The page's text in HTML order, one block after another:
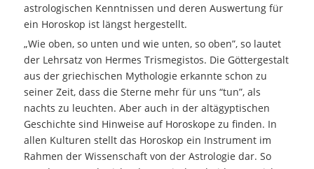
astrologischen Kenntnissen und deren Auswertung für
ein Horoskop ist längst hergestellt.
„Wie oben, so unten und wie unten, so oben”, so lautet
der Lehrsatz von Hermes Trismegistos. Die Göttergestalt
aus der griechischen Mythologie erkannte schon zu
seiner Zeit, dass die Sterne mehr für uns “tun”, als
nachts zu leuchten. Aber auch in der altägyptischen
Geschichte sind Hinweise auf Horoskope zu finden. In
allen Kulturen stellt das Horoskop ein Instrument im
Rahmen der Wissenschaft von der Astrologie dar. So